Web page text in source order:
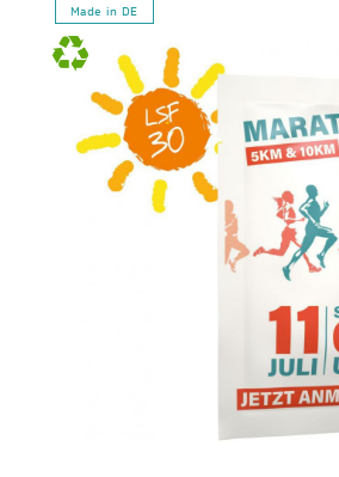
Made in DE